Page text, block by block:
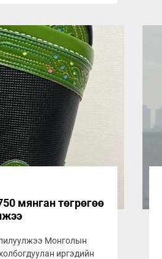
мянган төгрөгөө
Монголын
иргэдийн